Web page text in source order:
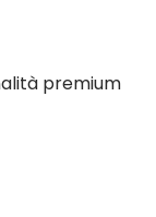
premium